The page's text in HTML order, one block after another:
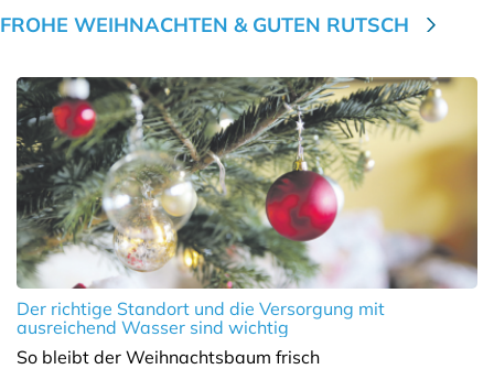
FROHE WEIHNACHTEN & GUTEN RUTSCH
Der richtige Standort und die Versorgung mit
ausreichend Wasser sind wichtig
So bleibt der Weihnachtsbaum frisch